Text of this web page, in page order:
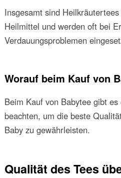
Insgesamt sind
Heilmittel und werden oft bei
Verdauungsproblemen
Worauf beim Kauf von
Beim Kauf von Babytee gibt
beachten, um die beste
Baby zu gewährleisten.
Qualität des Tees